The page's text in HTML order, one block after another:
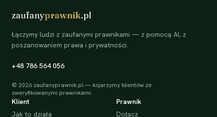
zaufanyprawnik.pl
Łączymy ludzi z zaufanymi prawnikami — z pomocą AI, z
poszanowaniem prawa i prywatności.
+48 786 564 056
© 2026 zaufanyprawnik.pl — kojarzymy klientów ze
zweryfikowanymi prawnikami.
Klient
Jak to działa
Prawnik
Dołącz